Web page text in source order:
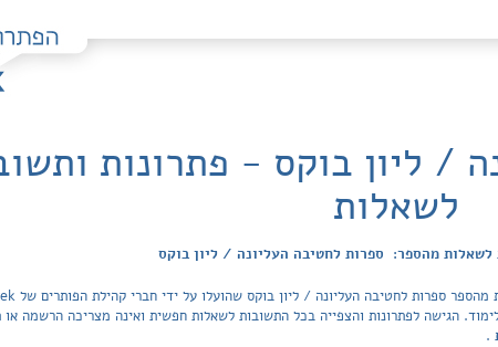
/ ליון בוקס - פתרונות
לשאלות
לשאלות מהספר: ספרות לחטיבה העליונה / ליון בוקס
את כל ספרי הלימוד ובתי הספר בישראל ב-47 מקצועות לימוד. הגישה לפתרונות והצפייה בכל התשובות לשאלות חפשית ואינה
.